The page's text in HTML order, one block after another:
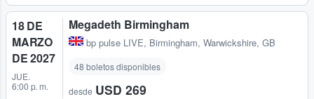
18 DE
MARZO
DE 2027
JUE.
6:00 p. m.
Megadeth Birmingham
bp pulse LIVE, Birmingham, Warwickshire, GB
48 boletos disponibles
desde USD 269